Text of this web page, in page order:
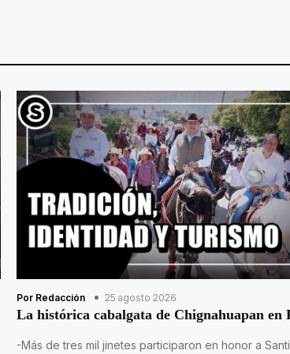
Por Redacción 25 agosto 2026
La histórica cabalgata de Chignahuapan en
-Más de tres mil jinetes participaron en honor a